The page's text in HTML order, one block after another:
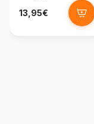
13,95€